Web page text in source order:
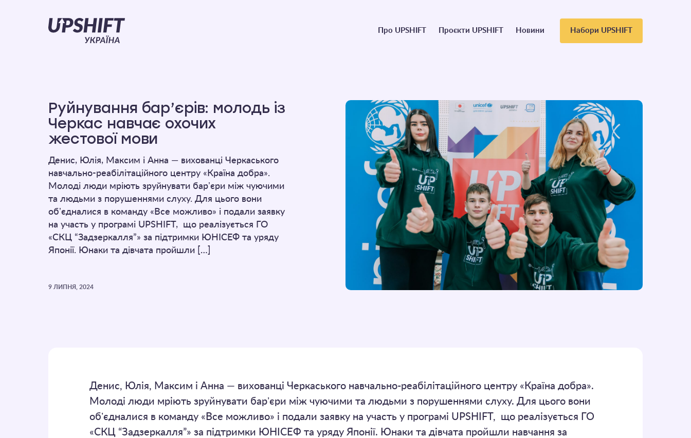
Upshift
Головне
Про UPSHIFT Проєкти UPSHIFT Новини Набори UPSHIFT
Руйнування бар’єрів: молодь із
Черкас навчає охочих
жестової мови
Денис, Юлія, Максим і Анна — вихованці Черкаського
навчально-реабілітаційного центру «Країна добра».
Молоді люди мріють зруйнувати барʼєри між чуючими
та людьми з порушеннями слуху. Для цього вони
обʼєдналися в команду «Все можливо» і подали заявку
на участь у програмі UPSHIFT, що реалізується ГО
«СКЦ “Задзеркалля”» за підтримки ЮНІСЕФ та уряду
Японії. Юнаки та дівчата пройшли […]
9 ЛИПНЯ, 2024
Денис, Юлія, Максим і Анна — вихованці Черкаського навчально-реабілітаційного центру «Країна добра».
Молоді люди мріють зруйнувати барʼєри між чуючими та людьми з порушеннями слуху. Для цього вони
обʼєдналися в команду «Все можливо» і подали заявку на участь у програмі UPSHIFT, що реалізується ГО
«СКЦ “Задзеркалля”» за підтримки ЮНІСЕФ та уряду Японії. Юнаки та дівчата пройшли навчання за